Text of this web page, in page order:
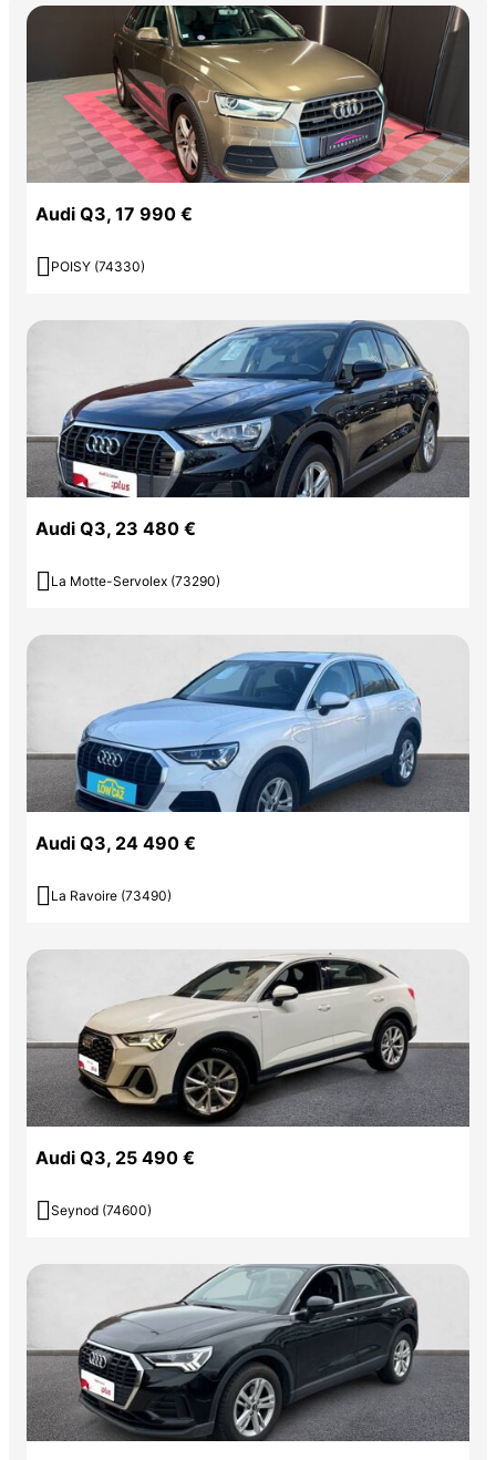
Audi Q3, 17 990 €
 POISY (74330)
Audi Q3, 23 480 €
 La Motte-Servolex (73290)
Audi Q3, 24 490 €
 La Ravoire (73490)
Audi Q3, 25 490 €
 Seynod (74600)